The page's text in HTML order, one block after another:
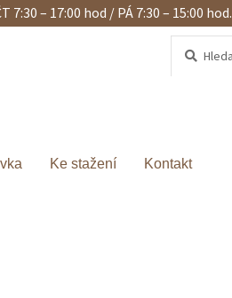
7:30 – 17:00 hod / PÁ 7:30 – 15:00 hod.
Hledat
Ke stažení Kontakt